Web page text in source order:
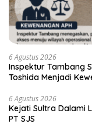
6 Agustus 2026
Inspektur Tambang
Toshida Menjadi
6 Agustus 2026
Kejati Sultra Dalami
PT SJS